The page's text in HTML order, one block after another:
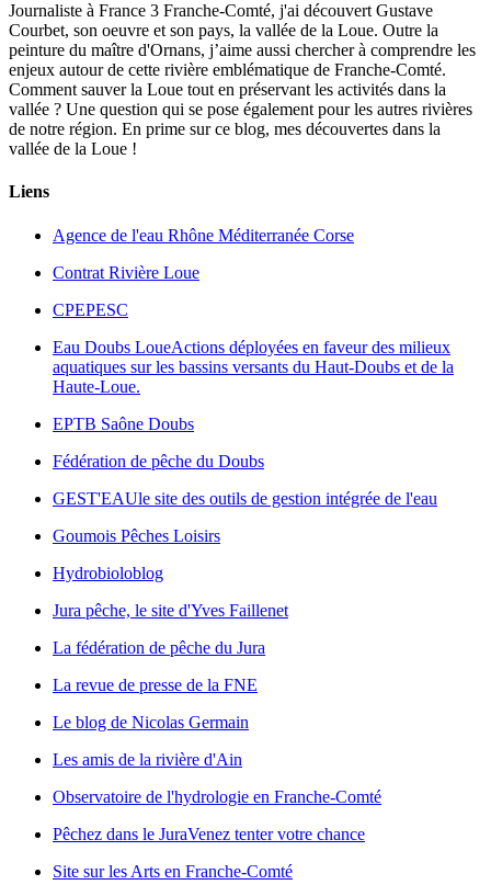
Journaliste à France 3 Franche-Comté, j'ai découvert Gustave
Courbet, son oeuvre et son pays, la vallée de la Loue. Outre la
peinture du maître d'Ornans, j’aime aussi chercher à comprendre les
enjeux autour de cette rivière emblématique de Franche-Comté.
Comment sauver la Loue tout en préservant les activités dans la
vallée ? Une question qui se pose également pour les autres rivières
de notre région. En prime sur ce blog, mes découvertes dans la
vallée de la Loue !
Liens
Agence de l'eau Rhône Méditerranée Corse
Contrat Rivière Loue
CPEPESC
Eau Doubs LoueActions déployées en faveur des milieux
aquatiques sur les bassins versants du Haut-Doubs et de la
Haute-Loue.
EPTB Saône Doubs
Fédération de pêche du Doubs
GEST'EAUle site des outils de gestion intégrée de l'eau
Goumois Pêches Loisirs
Hydrobioloblog
Jura pêche, le site d'Yves Faillenet
La fédération de pêche du Jura
La revue de presse de la FNE
Le blog de Nicolas Germain
Les amis de la rivière d'Ain
Observatoire de l'hydrologie en Franche-Comté
Pêchez dans le JuraVenez tenter votre chance
Site sur les Arts en Franche-Comté